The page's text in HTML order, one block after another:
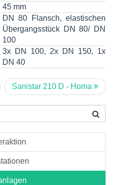
45 mm
DN 80 Flansch, elastischen
Übergangsstück DN 80/ DN
100
3x DN 100, 2x DN 150, 1x
DN 40
Sanistar 210 D - Homa